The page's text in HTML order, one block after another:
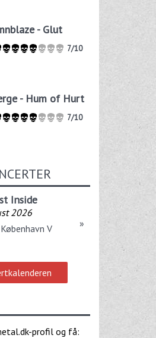
- Glut
7/10
- Hum of Hurt
7/10
Inside
2026
V
»
profil og få: